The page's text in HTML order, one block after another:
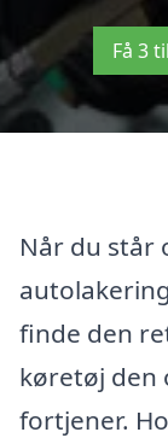
Få 3
Når du står
finde den
køretøj den
fortjener.